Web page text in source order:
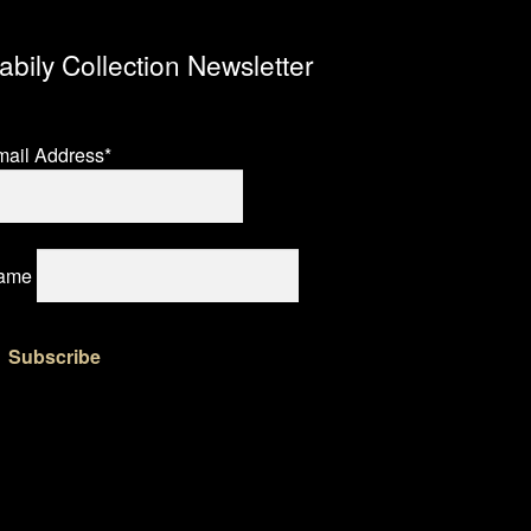
Collection Newsletter
Address*